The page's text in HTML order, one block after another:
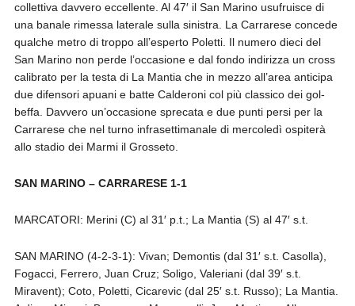
collettiva davvero eccellente. Al 47′ il San Marino usufruisce di
una banale rimessa laterale sulla sinistra. La Carrarese concede
qualche metro di troppo all’esperto Poletti. Il numero dieci del
San Marino non perde l’occasione e dal fondo indirizza un cross
calibrato per la testa di La Mantia che in mezzo all’area anticipa
due difensori apuani e batte Calderoni col più classico dei gol-
beffa. Davvero un’occasione sprecata e due punti persi per la
Carrarese che nel turno infrasettimanale di mercoledì ospiterà
allo stadio dei Marmi il Grosseto.
SAN MARINO – CARRARESE 1-1
MARCATORI: Merini (C) al 31′ p.t.; La Mantia (S) al 47′ s.t.
SAN MARINO (4-2-3-1): Vivan; Demontis (dal 31′ s.t. Casolla),
Fogacci, Ferrero, Juan Cruz; Soligo, Valeriani (dal 39′ s.t.
Miravent); Coto, Poletti, Cicarevic (dal 25′ s.t. Russo); La Mantia.